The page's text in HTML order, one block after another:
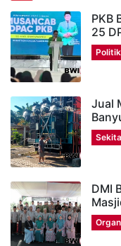
PKB
25
Politik
Jual
DMI